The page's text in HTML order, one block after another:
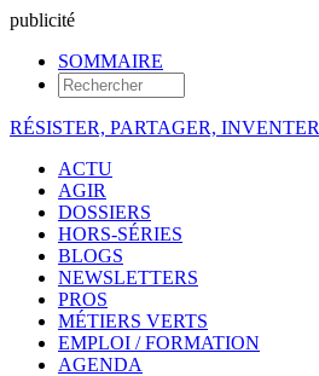
publicité
SOMMAIRE
RÉSISTER, PARTAGER, INVENTER
ACTU
AGIR
DOSSIERS
HORS-SÉRIES
BLOGS
NEWSLETTERS
PROS
MÉTIERS VERTS
EMPLOI / FORMATION
AGENDA